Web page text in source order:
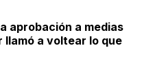
aprobación a medias
llamó a voltear lo que